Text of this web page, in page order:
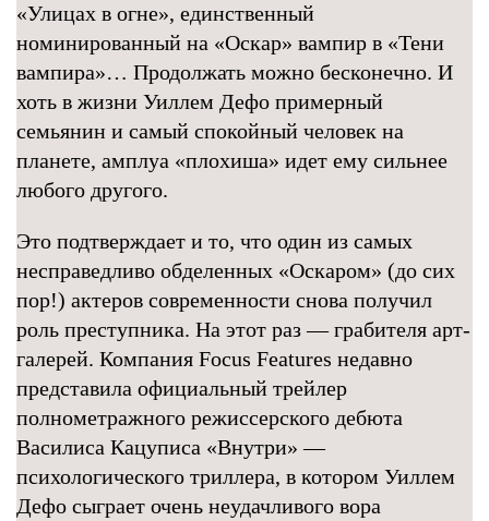
«Улицах в огне», единственный
номинированный на «Оскар» вампир в «Тени
вампира»… Продолжать можно бесконечно. И
хоть в жизни Уиллем Дефо примерный
семьянин и самый спокойный человек на
планете, амплуа «плохиша» идет ему сильнее
любого другого.
Это подтверждает и то, что один из самых
несправедливо обделенных «Оскаром» (до сих
пор!) актеров современности снова получил
роль преступника. На этот раз — грабителя арт-
галерей. Компания Focus Features недавно
представила официальный трейлер
полнометражного режиссерского дебюта
Василиса Кацуписа «Внутри» —
психологического триллера, в котором Уиллем
Дефо сыграет очень неудачливого вора